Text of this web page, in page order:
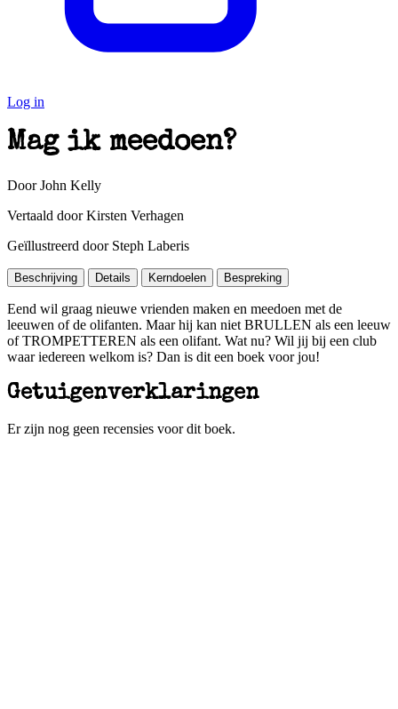
Log in
Mag ik meedoen?
Door John Kelly
Vertaald door Kirsten Verhagen
Geïllustreerd door Steph Laberis
Beschrijving Details Kerndoelen Bespreking
Eend wil graag nieuwe vrienden maken en meedoen met de
leeuwen of de olifanten. Maar hij kan niet BRULLEN als een leeuw
of TROMPETTEREN als een olifant. Wat nu? Wil jij bij een club
waar iedereen welkom is? Dan is dit een boek voor jou!
Getuigenverklaringen
Er zijn nog geen recensies voor dit boek.